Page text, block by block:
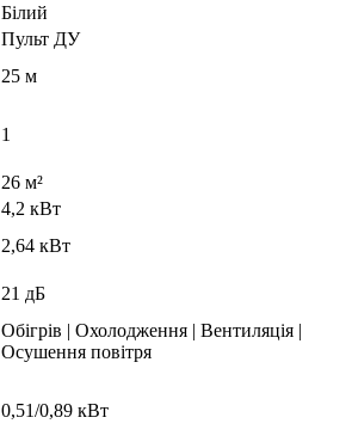
Білий
Пульт ДУ
25 м
1
26 м²
4,2 кВт
2,64 кВт
21 дБ
Обігрів | Охолодження | Вентиляція |
Осушення повітря
0,51/0,89 кВт